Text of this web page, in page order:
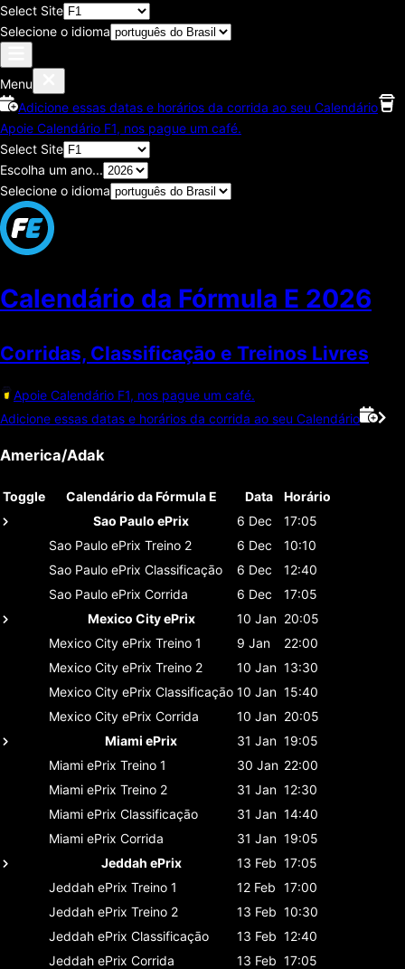
Select Site
Selecione o idioma
Menu
Adicione essas datas e horários da corrida ao seu Calendário
Apoie Calendário F1, nos pague um café.
Select Site
Escolha um ano...
Selecione o idioma
Calendário da Fórmula E 2026
Corridas, Classificaçāo e Treinos Livres
Apoie Calendário F1, nos pague um café.
Adicione essas datas e horários da corrida ao seu Calendário
America/Adak
Toggle Calendário da Fórmula E Data
Horário
Sao Paulo ePrix
6 Dec
17:05
Sao Paulo ePrix Treino 2 6 Dec
10:10
Sao Paulo ePrix Classificaçāo 6 Dec
12:40
Sao Paulo ePrix Corrida 6 Dec
17:05
Mexico City ePrix
10 Jan 20:05
Mexico City ePrix Treino 1 9 Jan
22:00
Mexico City ePrix Treino 2 10 Jan 13:30
Mexico City ePrix Classificaçāo 10 Jan 15:40
Mexico City ePrix Corrida 10 Jan 20:05
Miami ePrix
31 Jan 19:05
Miami ePrix Treino 1 30 Jan 22:00
Miami ePrix Treino 2 31 Jan 12:30
Miami ePrix Classificaçāo 31 Jan 14:40
Miami ePrix Corrida 31 Jan 19:05
Jeddah ePrix
13 Feb 17:05
Jeddah ePrix Treino 1 12 Feb 17:00
Jeddah ePrix Treino 2 13 Feb 10:30
Jeddah ePrix Classificaçāo 13 Feb 12:40
Jeddah ePrix Corrida 13 Feb 17:05